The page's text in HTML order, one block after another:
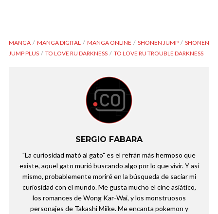
MANGA MANGA DIGITAL MANGA ONLINE SHONEN JUMP
SHONEN
JUMP PLUS
TO LOVE RU DARKNESS TO LOVE RU TROUBLE DARKNESS
SERGIO FABARA
"La curiosidad mató al gato" es el refrán más hermoso que
existe, aquel gato murió buscando algo por lo que vivir. Y así
mismo, probablemente moriré en la búsqueda de saciar mi
curiosidad con el mundo. Me gusta mucho el cine asiático,
los romances de Wong Kar-Wai, y los monstruosos
personajes de Takashi Miike. Me encanta pokemon y